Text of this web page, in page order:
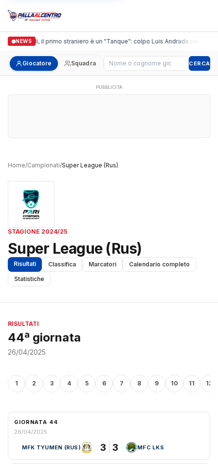
NEWS
Casalguidi, il primo straniero è un "Tanque": colpo Luis Andrada per il
Giocatore Squadra Cerca giocatore CERCA
PUBBLICITÀ
Home/Campionati/Super League (Rus)
STAGIONE 2024/25
Super League (Rus)
Risultati Classifica Marcatori
Calendario completo
Statistiche
RISULTATI
44ª giornata
26/04/2025
1 2 3 4 5 6 7 8 9 10 11 12
GIORNATA 44
26/04/2025
MFK TYUMEN (RUS) 3 3 MFC LKS